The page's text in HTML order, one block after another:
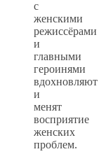
с
женскими
режиссёрами
и
главными
героинями
вдохновляют
и
менят
восприятие
женских
проблем.